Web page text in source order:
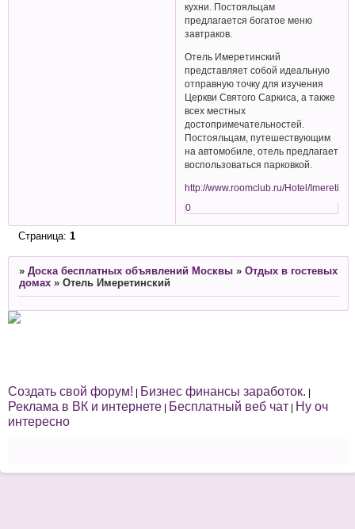
кухни. Постояльцам
предлагается богатое меню
завтраков.
Отель Имеретинский
представляет собой идеальную
отправную точку для изучения
Церкви Святого Саркиса, а также
всех местных
достопримечательностей.
Постояльцам, путешествующим
на автомобиле, отель предлагает
воспользоваться парковкой.
http://www.roomclub.ru/Hotel/
0
Страница: 1
» Доска бесплатных объявлений Москвы » Отдых в гостевых
домах » Отель Имеретинский
Создать свой форум! Бизнес финансы заработок.
Реклама в ВК и интернете Бесплатный веб чат Ну оч
интересно